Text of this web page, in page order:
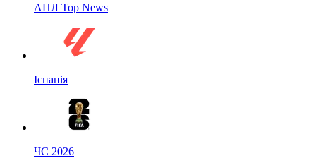
АПЛ Top News
Іспанія
ЧС 2026